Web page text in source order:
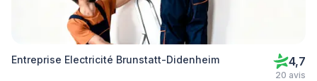
Entreprise Electricité Brunstatt-Didenheim 4,7
20 avis